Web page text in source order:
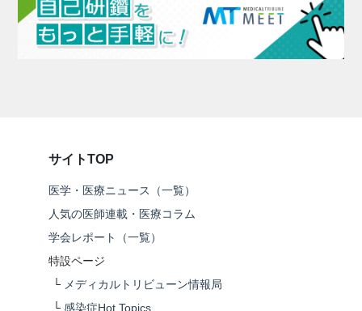
サイトTOP
医学・医療ニュース（一覧）
人気の医師連載・医療コラム
学会レポート（一覧）
特設ページ
└ メディカルトリビューン情報局
└ 感染症Hot Topics